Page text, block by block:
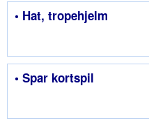
• Hat, tropehjelm
• Spar kortspil